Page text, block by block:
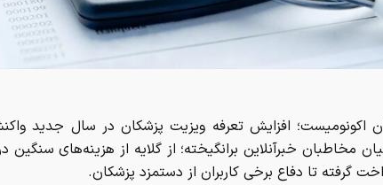
اکونومیست؛ افزایش تعرفه ویزیت پزشکان در سال جدید
مخاطبان خبرآنلاین برانگیخته؛ از گلایه از هزینه‌های سنگین
گرفته تا دفاع برخی کاربران از دستمزد پزشکان.